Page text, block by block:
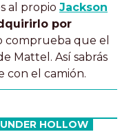
al propio Jackson
por
comprueba que el
Mattel. Así sabrás
con el camión.
HOLLOW